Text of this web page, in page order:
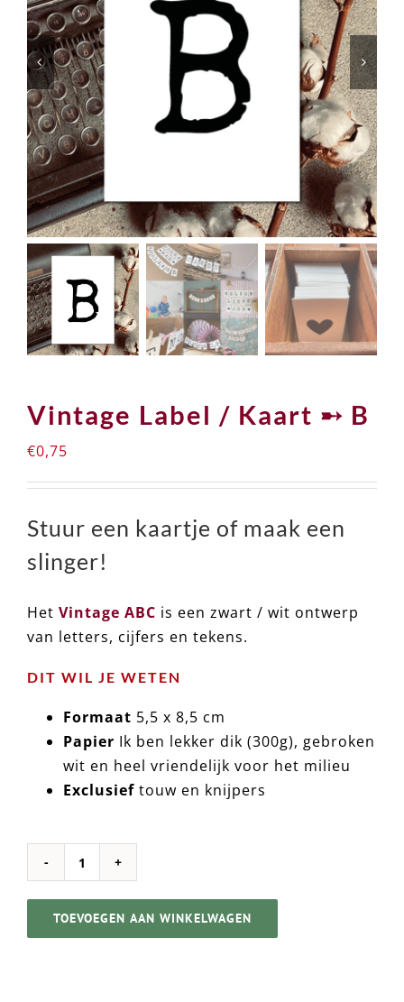
Vintage Label / Kaart ➸ B
€0,75
Stuur een kaartje of maak een
slinger!
Het Vintage ABC is een zwart / wit ontwerp
van letters, cijfers en tekens.
DIT WIL JE WETEN
Formaat 5,5 x 8,5 cm
Papier Ik ben lekker dik (300g), gebroken
wit en heel vriendelijk voor het milieu
Exclusief touw en knijpers
Vintage
Label
/
TOEVOEGEN AAN WINKELWAGEN